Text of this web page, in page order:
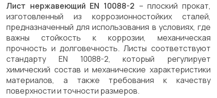
Лист нержавеющий EN 10088-2 – плоский прокат,
изготовленный из коррозионностойких сталей,
предназначенный для использования в условиях, где
важны стойкость к коррозии, механическая
прочность и долговечность. Листы соответствуют
стандарту EN 10088-2, который регулирует
химический состав и механические характеристики
материалов, а также требования к качеству
поверхности и точности размеров.